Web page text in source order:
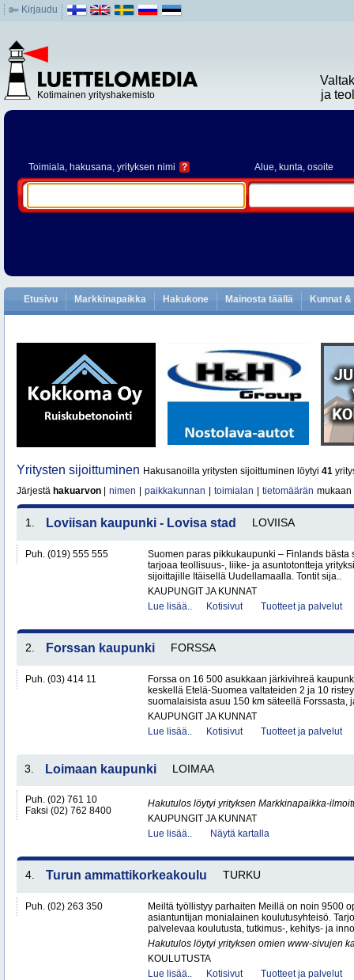
Kirjaudu
Kotimainen yrityshakemisto
ja
Toimiala, hakusana, yrityksen nimi ? Alue, kunta, osoite
Etusivu Markkinapaikka Hakukone Mainosta täällä Kunnat
Yritysten sijoittuminen Hakusanoilla yritysten sijoittuminen löytyi 41
Järjestä hakuarvon nimen paikkakunnan toimialan tietomäärän mukaan
1. Loviisan kaupunki - Lovisa stad LOVIISA
Puh. (019) 555 555
Suomen paras pikkukaupunki – Finlands bästa
tarjoaa teollisuus-, liike- ja asuntotontteja
sijoittajille Itäisellä Uudellamaalla. Tontit sija..
KAUPUNGIT JA KUNNAT
Lue lisää..
Kotisivut Tuotteet ja palvelut
2. Forssan kaupunki FORSSA
Puh. (03) 414 11
Forssa on 16 500 asukkaan järkivihreä
keskellä Etelä-Suomea valtateiden 2 ja 10
suomalaisista asuu 150 km säteellä Forssasta,
KAUPUNGIT JA KUNNAT
Lue lisää..
Kotisivut Tuotteet ja palvelut
3. Loimaan kaupunki LOIMAA
Puh. (02) 761 10
Faksi (02) 762 8400
Hakutulos löytyi yrityksen Markkinapaikka-
KAUPUNGIT JA KUNNAT
Lue lisää..
Näytä kartalla
4. Turun ammattikorkeakoulu TURKU
Puh. (02) 263 350
Meiltä työllistyy parhaiten Meillä on noin 9500
asiantuntijan monialainen koulutusyhteisö.
palvelevaa koulutusta, tutkimus-, kehitys- ja
Hakutulos löytyi yrityksen omien www-sivujen
KOULUTUSTA
Lue lisää..
Kotisivut Tuotteet ja palvelut